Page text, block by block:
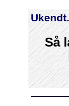
Ukendt.
Så